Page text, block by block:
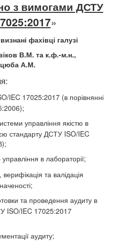
з вимогами ДСТУ
»
фахівці галузі
В.М. та к.ф.-м.н.,
А.М.
IEC 17025:2017 (в порівнянні
управління якістю в
стандарту ДСТУ ISO/IEC
);
в лабораторії;
та валідація
та проведення аудиту в
ISO/IEC 17025:2017
аудиту;